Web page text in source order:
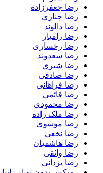
رضا جعفرزاده
رضا چناری
رضا دالوند
رضا رامیار
رضا رخساری
رضا سعدوند
رضا شیری
رضا صادقی
رضا فراهانی
رضا قائمی
رضا محمودی
رضا ملک زاده
رضا موسوی
رضا نخعی
رضا هاشمیان
رضا واثقی
رضا یزدانی